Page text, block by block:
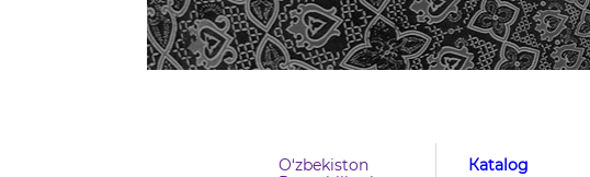
O‘zbekiston
Кatalog